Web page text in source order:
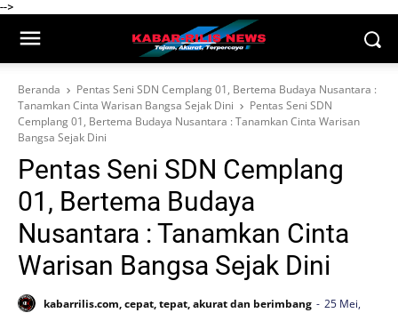
-->
Beranda
Pentas Seni SDN Cemplang 01, Bertema Budaya Nusantara :
Tanamkan Cinta Warisan Bangsa Sejak Dini
Pentas Seni SDN
Cemplang 01, Bertema Budaya Nusantara : Tanamkan Cinta Warisan
Bangsa Sejak Dini
Pentas Seni SDN Cemplang
01, Bertema Budaya
Nusantara : Tanamkan Cinta
Warisan Bangsa Sejak Dini
kabarrilis.com, cepat, tepat, akurat dan berimbang
25 Mei,